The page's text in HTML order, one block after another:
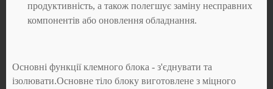
продуктивність, а також полегшує заміну несправних
компонентів або оновлення обладнання.
Основні функції клемного блока - з'єднувати та
ізолювати.Основне тіло блоку виготовлене з міцного